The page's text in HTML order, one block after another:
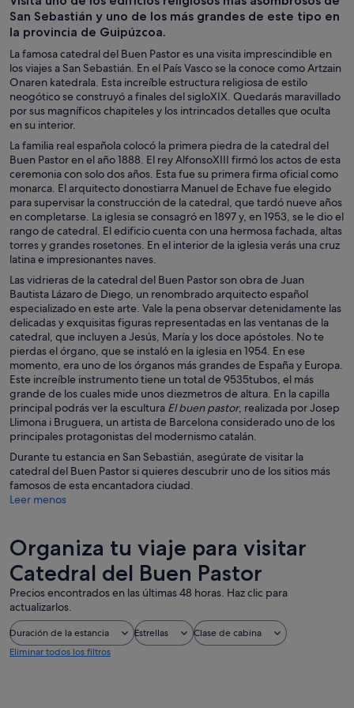
San Sebastián y uno de los más grandes de este tipo en
la provincia de Guipúzcoa.
La famosa catedral del Buen Pastor es una visita imprescindible en
los viajes a San Sebastián. En el País Vasco se la conoce como Artzain
Onaren katedrala. Esta increíble estructura religiosa de estilo
neogótico se construyó a finales del sigloXIX. Quedarás maravillado
por sus magníficos chapiteles y los intrincados detalles que oculta
en su interior.
La familia real española colocó la primera piedra de la catedral del
Buen Pastor en el año 1888. El rey AlfonsoXIII firmó los actos de esta
ceremonia con solo dos años. Esta fue su primera firma oficial como
monarca. El arquitecto donostiarra Manuel de Echave fue elegido
para supervisar la construcción de la catedral, que tardó nueve años
en completarse. La iglesia se consagró en 1897 y, en 1953, se le dio el
rango de catedral. El edificio cuenta con una hermosa fachada, altas
torres y grandes rosetones. En el interior de la iglesia verás una cruz
latina e impresionantes naves.
Las vidrieras de la catedral del Buen Pastor son obra de Juan
Bautista Lázaro de Diego, un renombrado arquitecto español
especializado en este arte. Vale la pena observar detenidamente las
delicadas y exquisitas figuras representadas en las ventanas de la
catedral, que incluyen a Jesús, María y los doce apóstoles. No te
pierdas el órgano, que se instaló en la iglesia en 1954. En ese
momento, era uno de los órganos más grandes de España y Europa.
Este increíble instrumento tiene un total de 9535tubos, el más
grande de los cuales mide unos diezmetros de altura. En la capilla
principal podrás ver la escultura El buen pastor, realizada por Josep
Llimona i Bruguera, un artista de Barcelona considerado uno de los
principales protagonistas del modernismo catalán.
Durante tu estancia en San Sebastián, asegúrate de visitar la
catedral del Buen Pastor si quieres descubrir uno de los sitios más
famosos de esta encantadora ciudad.
Leer menos
Organiza tu viaje para visitar
Catedral del Buen Pastor
Precios encontrados en las últimas 48 horas. Haz clic para
actualizarlos.
Duración de la estancia Estrellas
Clase de cabina
Eliminar todos los filtros